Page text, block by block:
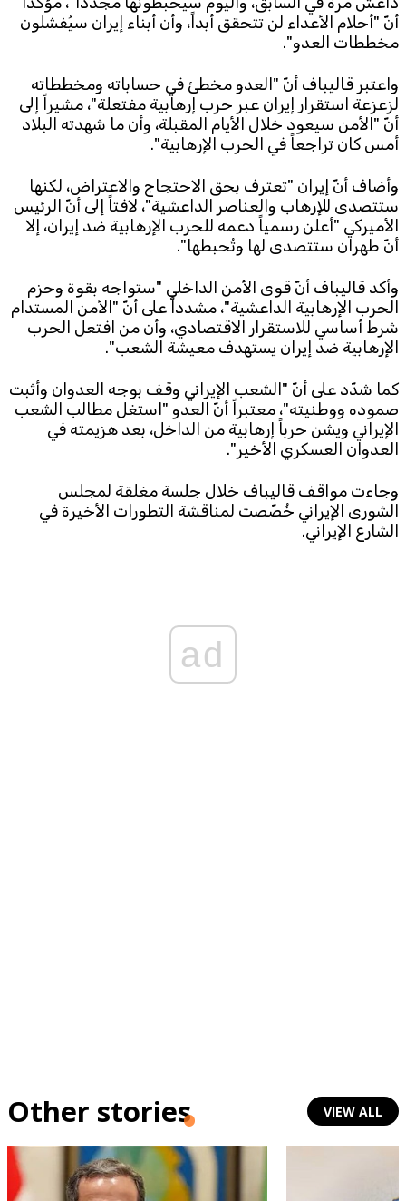
TTV
TTV Plus
Download the app
© 2025. All Rights Reserved. By Koein
أنّ "أحلام الأعداء لن تتحقق أبداً، وأن أبناء إيران سيُفشلون
مخططات العدو".
واعتبر قاليباف أنّ "العدو مخطئ في حساباته ومخططاته
لزعزعة استقرار إيران عبر حرب إرهابية مفتعلة"، مشيراً إلى
أنّ "الأمن سيعود خلال الأيام المقبلة، وأن ما شهدته البلاد
أمس كان تراجعاً في الحرب الإرهابية".
وأضاف أنّ إيران "تعترف بحق الاحتجاج والاعتراض، لكنها
ستتصدى للإرهاب والعناصر الداعشية"، لافتاً إلى أنّ الرئيس
الأميركي "أعلن رسمياً دعمه للحرب الإرهابية ضد إيران، إلا
أنّ طهران ستتصدى لها وتُحبطها".
وأكد قاليباف أنّ قوى الأمن الداخلي "ستواجه بقوة وحزم
الحرب الإرهابية الداعشية"، مشدداً على أنّ "الأمن المستدام
شرط أساسي للاستقرار الاقتصادي، وأن من افتعل الحرب
الإرهابية ضد إيران يستهدف معيشة الشعب".
كما شدّد على أنّ "الشعب الإيراني وقف بوجه العدوان وأثبت
صموده ووطنيته"، معتبراً أنّ العدو "استغل مطالب الشعب
الإيراني ويشن حرباً إرهابية من الداخل، بعد هزيمته في
العدوان العسكري الأخير".
وجاءت مواقف قاليباف خلال جلسة مغلقة لمجلس
الشورى الإيراني خُصّصت لمناقشة التطورات الأخيرة في
الشارع الإيراني.
ad
Other stories VIEW ALL